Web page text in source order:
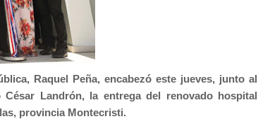
Raquel Peña, encabezó este jueves, junto al
Landrón, la entrega del renovado hospital
provincia Montecristi.